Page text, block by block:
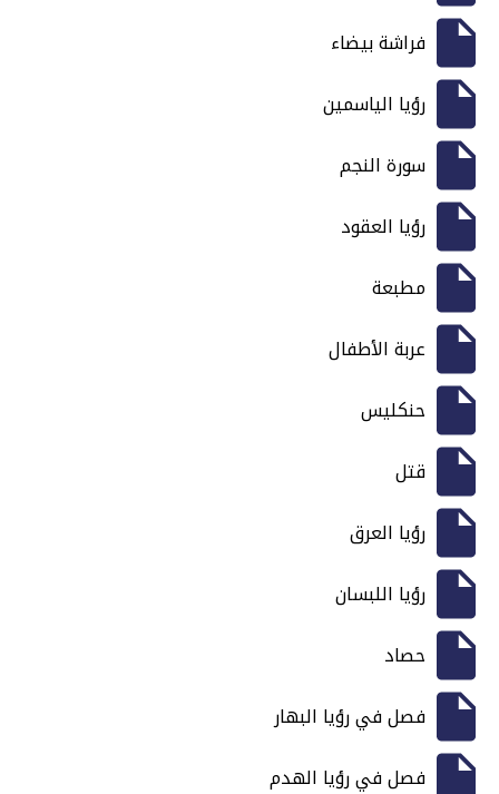
فراشة بيضاء
رؤيا الياسمين
سورة النجم
رؤيا العقود
مطبعة
عربة الأطفال
حنكليس
قتل
رؤيا العرق
رؤيا اللبسان
حصاد
فصل في رؤيا البهار
فصل في رؤيا الهدم